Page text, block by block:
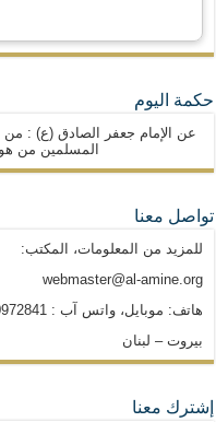
حكمة اليوم
عن الإمام جعفر الصادق (ع) :
المسلمين من
تواصل معنا
للمزيد من المعلومات، المكتب:
webmaster@al-amine.org
هاتف: موبايل، واتس آب : 0096170972841
بيروت – لبنان
إشترك معنا